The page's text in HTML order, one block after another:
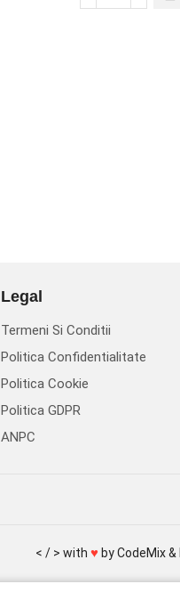
Legal
Termeni Si Conditii
Politica Confidentialitate
Politica Cookie
Politica GDPR
ANPC
< / > with ♥ byCodeMix&